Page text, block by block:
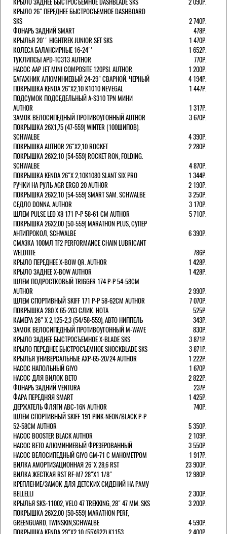
КРЫЛО 26" ПЕРЕДНЕЕ БЫСТРОСЪЕМНОЕ DASHBOARD
SKS
2 740Р.
ФОНАРЬ ЗАДНИЙ SMART
478Р.
КРЫЛЬЯ 20'' HIGHTREK JUNIOR SET SKS
1 470Р.
КОЛЕСА БАЛАНСИРНЫЕ 16-24''
1 652Р.
ТУКЛИПСЫ APD-TC313 AUTHOR
770Р.
НАСОС AAP JET MINI COMPOSITE 120PSI. AUTHOR
1 200Р.
БАГАЖНИК АЛЮМИНИЕВЫЙ 24-29" СВАРНОЙ. ЧЕРНЫЙ
4 194Р.
ПОКРЫШКА KENDA 26"Х2,10 K1010 NEVEGAL
1 447Р.
ПОДСУМОК ПОДСЕДЕЛЬНЫЙ A-S310 TPN МИНИ
AUTHOR
1 317Р.
ЗАМОК ВЕЛОСИПЕДНЫЙ ПРОТИВОУГОННЫЙ AUTHOR
3 670Р.
ПОКРЫШКА 26X1,75 (47-559) WINTER (100ШИПОВ).
SCHWALBE
4 390Р.
ПОКРЫШКА AUTHOR 26"Х2,10 ROCKET
2 280Р.
ПОКРЫШКА 26X2.10 (54-559) ROCKET RON, FOLDING.
SCHWALBE
4 870Р.
ПОКРЫШКА KENDA 26"Х 2,10K1080 SLANT SIX PRO
1 344Р.
РУЧКИ НА РУЛЬ AGR ERGO 20 AUTHOR
2 190Р.
ПОКРЫШКА 26X2.10 (54-559) SMART SAM. SCHWALBE
3 250Р.
СЕДЛО DONNA. AUTHOR
3 170Р.
ШЛЕМ PULSE LED X8 171 Р-Р 58-61 СМ AUTHOR
5 710Р.
ПОКРЫШКА 26X2.00 (50-559) MARATHON PLUS, СУПЕР
АНТИПРОКОЛ, SCHWALBE
6 390Р.
СМАЗКА 100МЛ TF2 PERFORMANCE CHAIN LUBRICANT
WELDTITE
786Р.
КРЫЛО ПЕРЕДНЕЕ X-BOW QR. AUTHOR
1 428Р.
КРЫЛО ЗАДНЕЕ X-BOW AUTHOR
1 428Р.
ШЛЕМ ПОДРОСТКОВЫЙ TRIGGER 174 Р-Р 54-58СМ
AUTHOR
2 990Р.
ШЛЕМ СПОРТИВНЫЙ SKIFF 171 Р-Р 58-62СМ AUTHOR
7 070Р.
ПОКРЫШКА 280 X 65-203 СЛИК. HOTA
525Р.
КАМЕРА 26" X 2,125-2,3 (54/58-559), АВТО НИППЕЛЬ
343Р.
ЗАМОК ВЕЛОСИПЕДНЫЙ ПРОТИВОУГОННЫЙ M-WAVE
830Р.
КРЫЛО ЗАДНЕЕ БЫСТРОСЪЕМНОЕ X-BLADE SKS
3 871Р.
КРЫЛО ПЕРЕДНЕЕ БЫСТРОСЪЕМНОЕ SHOCKBLADE SKS
3 871Р.
КРЫЛЬЯ УНИВЕРСАЛЬНЫЕ AXP-65-20/24 AUTHOR
1 222Р.
НАСОС НАПОЛЬНЫЙ GIYO
1 670Р.
НАСОС ДЛЯ ВИЛОК ВЕТО
2 822Р.
ФОНАРЬ ЗАДНИЙ VENTURA
237Р.
ФАРА ПЕРЕДНЯЯ SMART
1 425Р.
ДЕРЖАТЕЛЬ ФЛЯГИ ABC-16N AUTHOR
740Р.
ШЛЕМ СПОРТИВНЫЙ SKIFF 191 PINK-NEON/BLACK Р-Р
52-58СМ AUTHOR
5 350Р.
НАСОС BOOSTER BLACK AUTHOR
2 109Р.
НАСОС BETO АЛЮМИНИЕВЫЙ ФРЕЗЕРОВАННЫЙ
3 550Р.
НАСОС ВЕЛОСИПЕДНЫЙ GIYO GM-71 С МАНОМЕТРОМ
1 917Р.
ВИЛКА АМОРТИЗАЦИОННАЯ 26"Х 28,6 RST
23 900Р.
ВИЛКА ЖЕСТКАЯ RST RF-M7 28"Х1 1/8"
12 980Р.
КРЕПЛЕНИЕ/ЗАМОК ДЛЯ ДЕТСКИХ СИДЕНИЙ НА РАМУ
BELLELLI
2 300Р.
КРЫЛЬЯ SKS-11002, VELO 47 TREKKING, 28" 47 ММ. SKS
3 200Р.
ПОКРЫШКА 26X2.00 (50-559) MARATHON PERF,
GREENGUARD, TWINSKIN,SCHWALBE
4 590Р.
ПОКРЫШКА KENDA 29"Х2,10 (55X622) K1153
2 400Р.